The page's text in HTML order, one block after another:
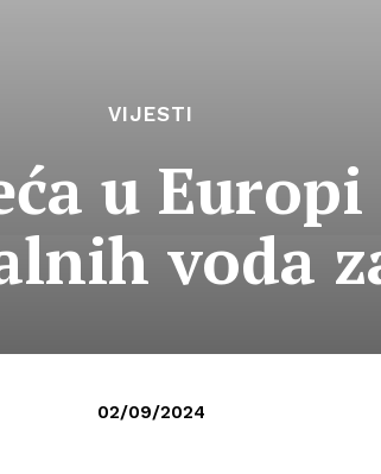
VIJESTI
u
voda
02/09/2024